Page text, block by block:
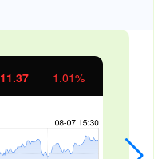
11.37 1.01%